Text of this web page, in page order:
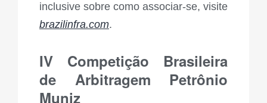
inclusive sobre como associar-se, visite
brazilinfra.com.
IV Competição Brasileira
de Arbitragem Petrônio
Muniz